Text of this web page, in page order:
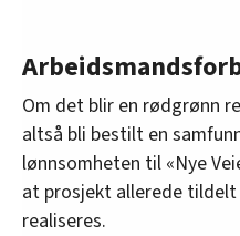
Om det blir en rødgrønn
altså bli bestilt en
lønnsomheten til «Nye
at prosjekt allerede tildelt
realiseres.